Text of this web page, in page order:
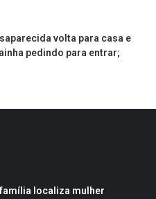
volta para casa e
pedindo para entrar;
localiza mulher